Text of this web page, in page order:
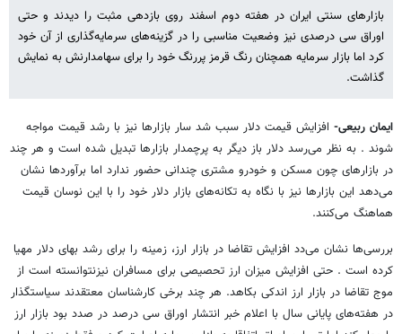
بازارهای سنتی ایران در هفته دوم اسفند روی بازدهی مثبت را دیدند و حتی
اوراق سی درصدی نیز وضعیت مناسبی را در گزینه‌های سرمایه‌گذاری از آن خود
کرد اما بازار سرمایه همچنان رنگ قرمز پررنگ خود را برای سهامدارنش به نمایش
گذاشت.
ایمان ربیعی- افزایش قیمت دلار سبب شد سار بازارها نیز با رشد قیمت مواجه
شوند . به نظر می‌رسد دلار باز دیگر به پرچمدار بازارها تبدیل شده است و هر چند
در بازارهای چون مسکن و خودرو مشتری چندانی حضور ندارد اما برآوردها نشان
می‌دهد این بازارها نیز با نگاه به تکانه‌های بازار دلار خود را با این نوسان قیمت
هماهنگ می‌کنند.
بررسی‌ها نشان می‌دد افزایش تقاضا در بازار ارز، زمینه را برای رشد بهای دلار مهیا
کرده است . حتی افزایش میزان ارز تحصیصی برای مسافران نیزنتوانسته است از
موج تقاضا در بازار ارز اندکی بکاهد. هر چند برخی کارشناسان معتقدند سیاستگذار
در هفته‌های پایانی سال با اعلام خبر انتشار اوراق سی درصد در صدد بود بازار ارز